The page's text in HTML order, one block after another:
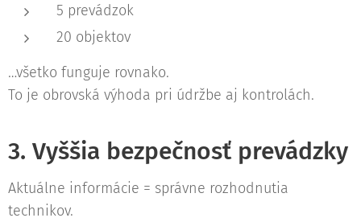
5 prevádzok
20 objektov
…všetko funguje rovnako.
To je obrovská výhoda pri údržbe aj kontrolách.
3. Vyššia bezpečnosť prevádzky
Aktuálne informácie = správne rozhodnutia
technikov.